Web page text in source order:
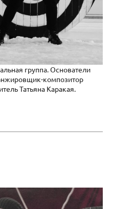
группа. Основатели
композитор
Татьяна Каракая.